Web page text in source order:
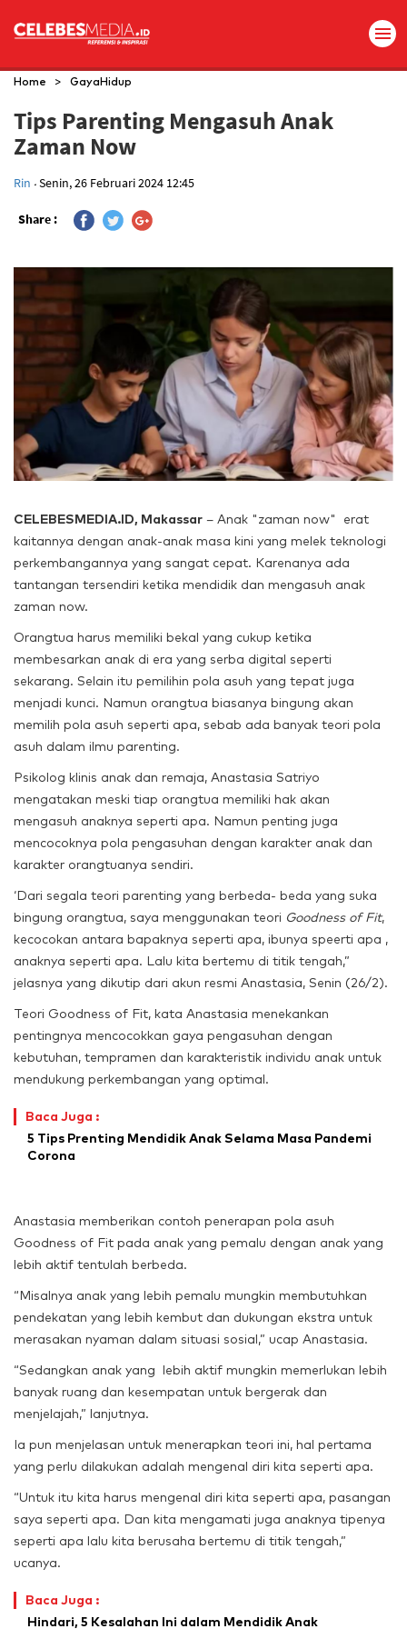
Home > GayaHidup
Tips Parenting Mengasuh Anak
Zaman Now
Rin .Senin, 26 Februari 2024 12:45
Share :
CELEBESMEDIA.ID, Makassar – Anak "zaman now" erat
kaitannya dengan anak-anak masa kini yang melek teknologi
perkembangannya yang sangat cepat. Karenanya ada
tantangan tersendiri ketika mendidik dan mengasuh anak
zaman now.
Orangtua harus memiliki bekal yang cukup ketika
membesarkan anak di era yang serba digital seperti
sekarang. Selain itu pemilihin pola asuh yang tepat juga
menjadi kunci. Namun orangtua biasanya bingung akan
memilih pola asuh seperti apa, sebab ada banyak teori pola
asuh dalam ilmu parenting.
Psikolog klinis anak dan remaja, Anastasia Satriyo
mengatakan meski tiap orangtua memiliki hak akan
mengasuh anaknya seperti apa. Namun penting juga
mencocoknya pola pengasuhan dengan karakter anak dan
karakter orangtuanya sendiri.
‘Dari segala teori parenting yang berbeda- beda yang suka
bingung orangtua, saya menggunakan teori Goodness of Fit,
kecocokan antara bapaknya seperti apa, ibunya speerti apa ,
anaknya seperti apa. Lalu kita bertemu di titik tengah,”
jelasnya yang dikutip dari akun resmi Anastasia, Senin (26/2).
Teori Goodness of Fit, kata Anastasia menekankan
pentingnya mencocokkan gaya pengasuhan dengan
kebutuhan, tempramen dan karakteristik individu anak untuk
mendukung perkembangan yang optimal.
Baca Juga :
5 Tips Prenting Mendidik Anak Selama Masa Pandemi
Corona
Anastasia memberikan contoh penerapan pola asuh
Goodness of Fit pada anak yang pemalu dengan anak yang
lebih aktif tentulah berbeda.
“Misalnya anak yang lebih pemalu mungkin membutuhkan
pendekatan yang lebih kembut dan dukungan ekstra untuk
merasakan nyaman dalam situasi sosial,” ucap Anastasia.
“Sedangkan anak yang lebih aktif mungkin memerlukan lebih
banyak ruang dan kesempatan untuk bergerak dan
menjelajah,” lanjutnya.
Ia pun menjelasan untuk menerapkan teori ini, hal pertama
yang perlu dilakukan adalah mengenal diri kita seperti apa.
“Untuk itu kita harus mengenal diri kita seperti apa, pasangan
saya seperti apa. Dan kita mengamati juga anaknya tipenya
seperti apa lalu kita berusaha bertemu di titik tengah,”
ucanya.
Baca Juga :
Hindari, 5 Kesalahan Ini dalam Mendidik Anak